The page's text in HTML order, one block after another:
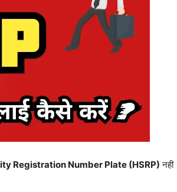
Registration Number Plate (HSRP) नही